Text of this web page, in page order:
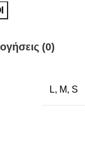
(0)
L, M, S